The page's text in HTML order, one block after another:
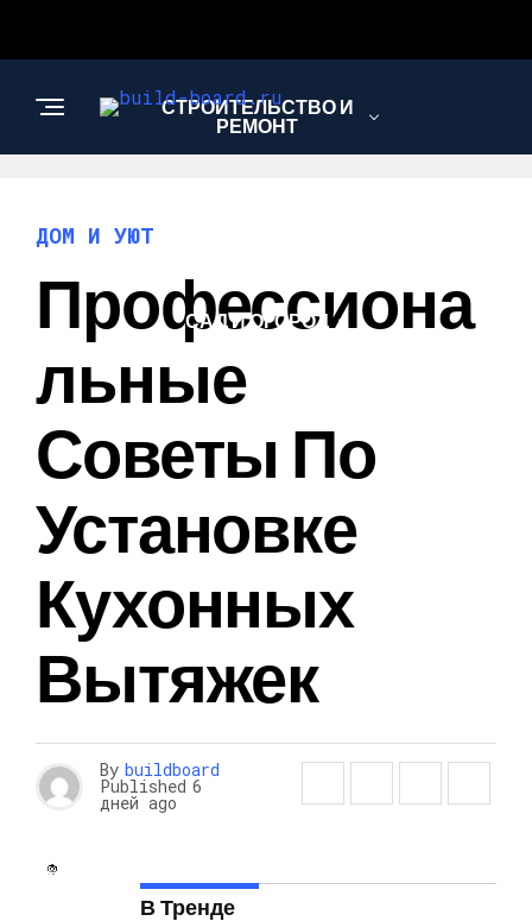
СТРОИТЕЛЬСТВО И
РЕМОНТ
САД И ОГОРОД
ДОМ И УЮТ
Профессиона
Льные
Советы По
Установке
Кухонных
Вытяжек
By buildboard
Published 6
дней ago
В Тренде